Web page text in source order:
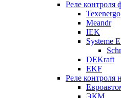
Реле контроля
Texenergo
Meandr
IEK
Systeme
DEKraft
EKF
Реле контроля
ЭКМ